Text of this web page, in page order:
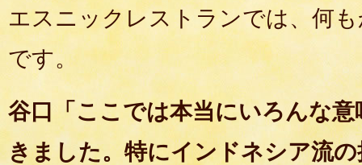
エスニックレストランでは、何
です。
谷口「ここでは本当にいろんな
きました。特にインドネシア流